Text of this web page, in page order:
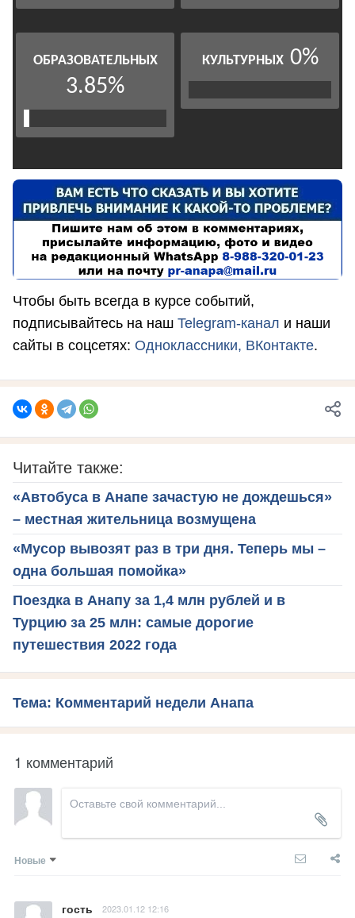
Чтобы быть всегда в курсе событий,
подписывайтесь на наш Telegram-канал и наши
сайты в соцсетях: Одноклассники, ВКонтакте.
Читайте также:
«Автобуса в Анапе зачастую не дождешься»
– местная жительница возмущена
«Мусор вывозят раз в три дня. Теперь мы –
одна большая помойка»
Поездка в Анапу за 1,4 млн рублей и в
Турцию за 25 млн: самые дорогие
путешествия 2022 года
Тема: Комментарий недели Анапа
1 комментарий
Новые
гость 2023.01.12 12:16